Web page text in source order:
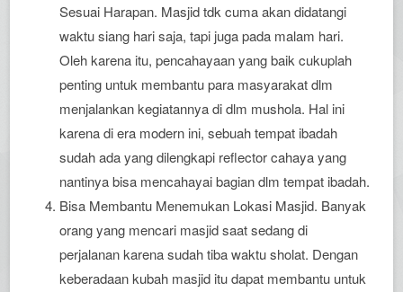
Sesuai Harapan. Masjid tdk cuma akan didatangi
waktu siang hari saja, tapi juga pada malam hari.
Oleh karena itu, pencahayaan yang baik cukuplah
penting untuk membantu para masyarakat dlm
menjalankan kegiatannya di dlm mushola. Hal ini
karena di era modern ini, sebuah tempat ibadah
sudah ada yang dilengkapi reflector cahaya yang
nantinya bisa mencahayai bagian dlm tempat ibadah.
Bisa Membantu Menemukan Lokasi Masjid. Banyak
orang yang mencari masjid saat sedang di
perjalanan karena sudah tiba waktu sholat. Dengan
keberadaan kubah masjid itu dapat membantu untuk